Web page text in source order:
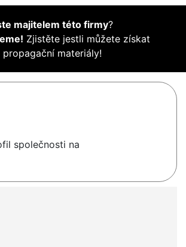
majitelem této firmy?
Zjistěte jestli můžete získat
propagační materiály!
společnosti na